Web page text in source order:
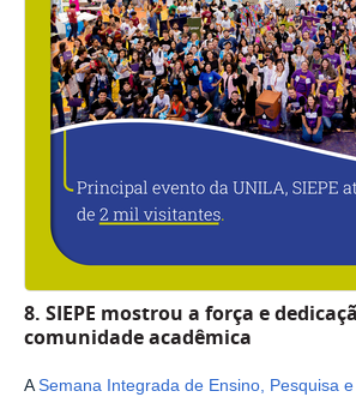
8. SIEPE mostrou a força e
comunidade acadêmica
ASemana Integrada de Ensino, Pesquisa